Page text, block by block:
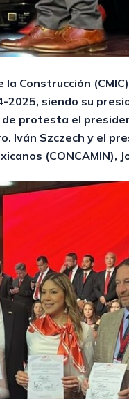
Construcción
siendo su
protesta el
Iván Szczech y el
(CONCAMIN),